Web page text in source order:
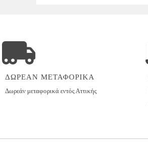
ΔΩΡΕΑΝ ΜΕΤΑΦΟΡΙΚΑ
Δωρεάν μεταφορικά εντόςΑττικής